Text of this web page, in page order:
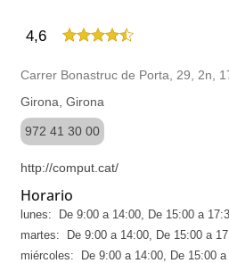
4,6
Carrer Bonastruc de Porta, 29, 2n,
Girona, Girona
972 41 30 00
http://comput.cat/
Horario
lunes: De 9:00 a 14:00, De 15:00 a
martes: De 9:00 a 14:00, De 15:00 a
miércoles: De 9:00 a 14:00, De 15:00 a